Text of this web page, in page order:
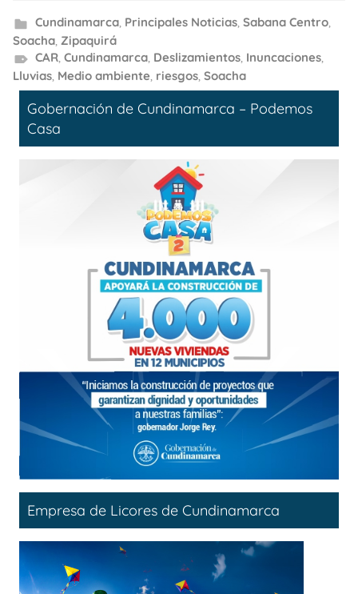
Cundinamarca, Principales Noticias, Sabana Centro,
Soacha, Zipaquirá
CAR, Cundinamarca, Deslizamientos, Inuncaciones,
Lluvias, Medio ambiente, riesgos, Soacha
Gobernación de Cundinamarca – Podemos
Casa
Empresa de Licores de Cundinamarca